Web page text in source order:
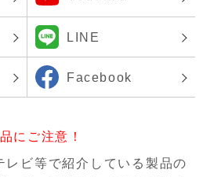
LINE
Facebook
にご注意！
レビ等で紹介している製品の